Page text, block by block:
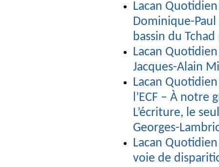
Lacan
Dominique-Paul
bassin du Tchad
Lacan
Jacques-Alain
Lacan
l’ECF – À notre
L’écriture, le
Georges-
Lacan
voie de